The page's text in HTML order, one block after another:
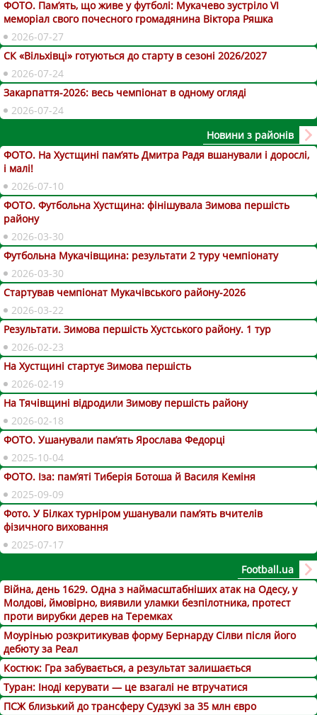
ФОТО. Пам’ять, що живе у футболі: Мукачево зустріло VI
меморіал свого почесного громадянина Віктора Ряшка
2026-07-27
СК «Вільхівці» готуються до старту в сезоні 2026/2027
2026-07-24
Закарпаття-2026: весь чемпіонат в одному огляді
2026-07-24
Новини з районів
ФОТО. На Хустщині пам’ять Дмитра Радя вшанували і дорослі,
і малі!
2026-07-10
ФОТО. Футбольна Хустщина: фінішувала Зимова першість
району
2026-03-30
Футбольна Мукачівщина: результати 2 туру чемпіонату
2026-03-30
Стартував чемпіонат Мукачівського району-2026
2026-03-22
Результати. Зимова першість Хустського району. 1 тур
2026-02-23
На Хустщині стартує Зимова першість
2026-02-19
На Тячівщині відродили Зимову першість району
2026-02-18
ФОТО. Ушанували пам’ять Ярослава Федорці
2025-10-04
ФОТО. Іза: пам’яті Тиберія Ботоша й Василя Кеміня
2025-09-09
Фото. У Білках турніром ушанували пам’ять вчителів
фізичного виховання
2025-07-17
Football.ua
Війна, день 1629. Одна з наймасштабніших атак на Одесу, у
Молдові, ймовірно, виявили уламки безпілотника, протест
проти вирубки дерев на Теремках
Моурінью розкритикував форму Бернарду Сілви після його
дебюту за Реал
Костюк: Гра забувається, а результат залишається
Туран: Іноді керувати — це взагалі не втручатися
ПСЖ близький до трансферу Судзукі за 35 млн євро